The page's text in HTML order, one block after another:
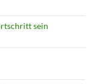
sein